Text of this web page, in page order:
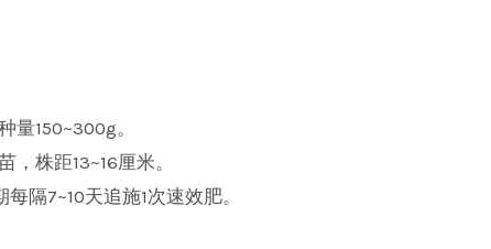
量150~300g。
株距13~16厘米。
隔7~10天追施1次速效肥。